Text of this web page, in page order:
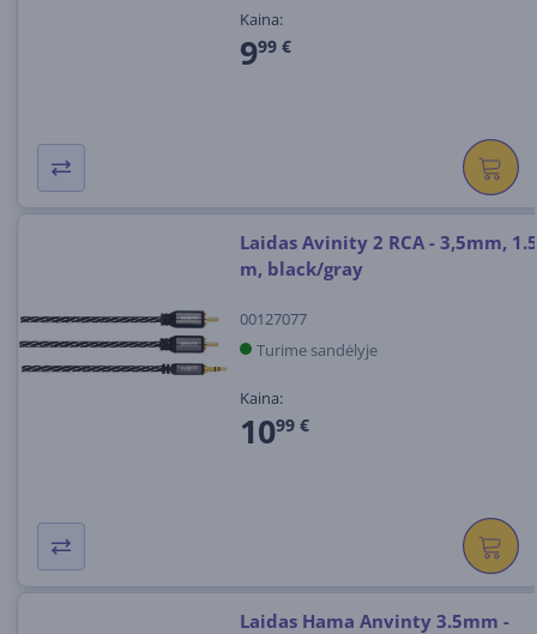
Kaina:
999 €
Laidas Avinity 2 RCA - 3,5mm, 1.5
m, black/gray
00127077
Turime sandėlyje
Kaina:
1099 €
Laidas Hama Anvinty 3.5mm -